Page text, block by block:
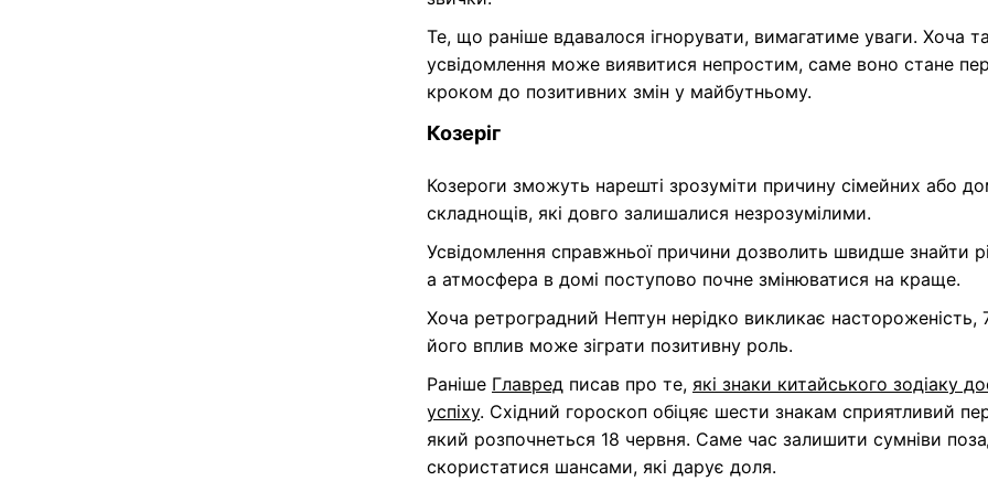
Те, що раніше вдавалося ігнорувати, вимагатиме уваги. Хоча
усвідомлення може виявитися непростим, саме воно стане
кроком до позитивних змін у майбутньому.
Козеріг
Козероги зможуть нарешті зрозуміти причину сімейних або
складнощів, які довго залишалися незрозумілими.
Усвідомлення справжньої причини дозволить швидше знайти
а атмосфера в домі поступово почне змінюватися на краще.
Хоча ретроградний Нептун нерідко викликає настороженість,
його вплив може зіграти позитивну роль.
Раніше Главред писав про те, які знаки китайського зодіаку
успіху. Східний гороскоп обіцяє шести знакам сприятливий
який розпочнеться 18 червня. Саме час залишити сумніви
скористатися шансами, які дарує доля.